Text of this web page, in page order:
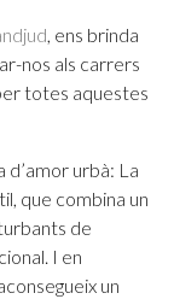
, ens brinda
nos als carrers
totes aquestes
d’amor urbà: La
que combina un
de
I en
un